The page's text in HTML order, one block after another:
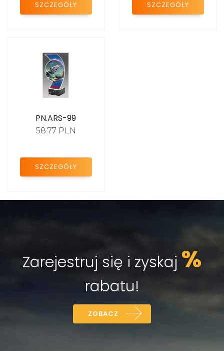
KATALOG
SZCZEGÓŁY SZCZEGÓŁY
PN.ARS-99
58.77 PLN
SZCZEGÓŁY
Zarejestruj się i zyskaj %
rabatu!
ZOBACZ